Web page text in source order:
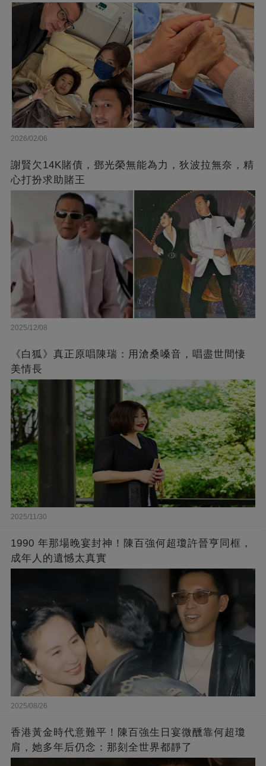
2026/02/06
謝賢欠14K賭債，鄧光榮無能為力，狄波拉無奈，精
心打扮求助賭王
2025/12/08
《白狐》真正原唱陳瑞：用滄桑嗓音，唱盡世間悽
美情長​
2025/11/30
1990 年那場晚宴封神！陳百強何超瓊許晉亨同框，
成年人的遺憾太真實
2025/08/26
香港黃金時代意難平！陳百強生日宴微醺靠何超瓊
肩，她多年后仍念：那刻全世界都靜了